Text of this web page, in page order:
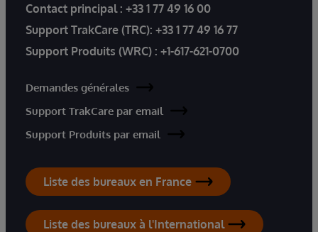
Contact principal : +33 1 77 49 16 00
Support TrakCare (TRC): +33 1 77 49 16 77
Support Produits (WRC) : +1-617-621-0700
Demandes générales
Support TrakCare par email
Support Produits par email
Liste des bureaux en France
Liste des bureaux à l'International